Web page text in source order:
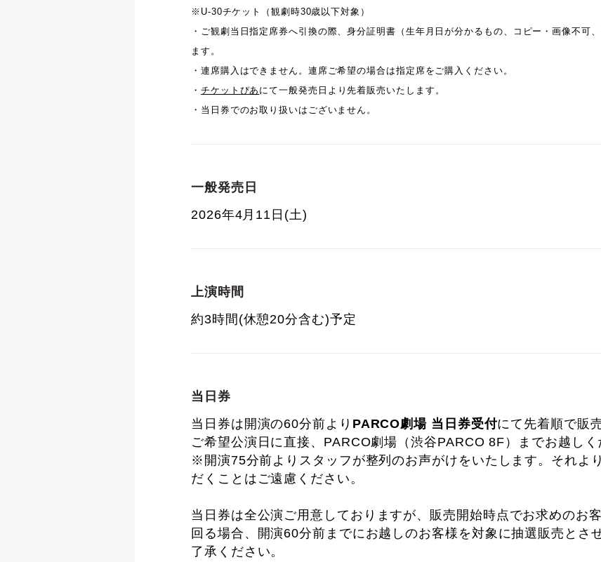
※U-30チケット（観劇時30歳以下対象）
・ご観劇当日指定席券へ引換の際、身分証明書（生年月日が分かるもの、コピー・画像不可
ます。
・連席購入はできません。連席ご希望の場合は指定席をご購入ください。
・ チケットぴあ にて一般発売日より先着販売いたします。
・当日券でのお取り扱いはございません。
一般発売日
2026年4月11日(土)
上演時間
約3時間(休憩20分含む)予定
当日券
当日券は開演の60分前より PARCO劇場 当日券受付にて先着順で販
ご希望公演日に直接、PARCO劇場（渋谷PARCO 8F）までお越しく
※開演75分前よりスタッフが整列のお声がけをいたします。それよ
だくことはご遠慮ください。
当日券は全公演ご用意しておりますが、販売開始時点でお求めのお
回る場合、開演60分前までにお越しのお客様を対象に抽選販売とさ
了承ください。